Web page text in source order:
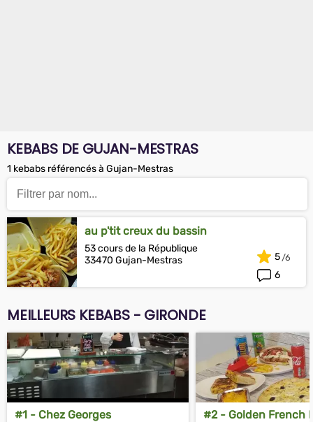
KEBABS DE GUJAN-MESTRAS
1 kebabs référencés à Gujan-Mestras
au p'tit creux du bassin
53 cours de la République
33470 Gujan-Mestras
6
5
MEILLEURS KEBABS - GIRONDE
#1 - Chez Georges #2 - Golden French